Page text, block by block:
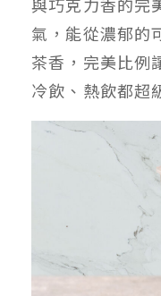
氣，能從濃郁的
茶香，完美比例
冷飲、熱飲都超